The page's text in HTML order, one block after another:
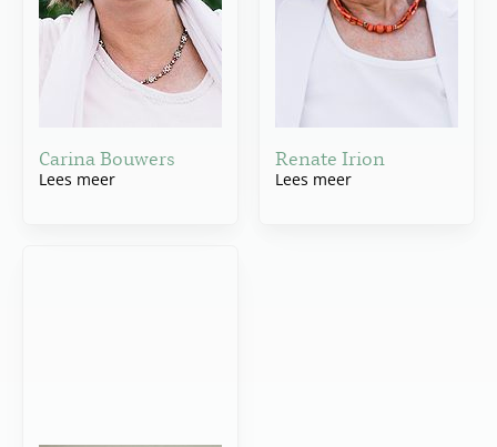
Carina Bouwers
Lees meer
Renate Irion
Lees meer